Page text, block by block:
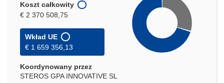
Koszt całkowity
€ 2 370 508,75
Wkład UE
€ 1 659 356,13
Koordynowany przez
STEROS GPA INNOVATIVE SL